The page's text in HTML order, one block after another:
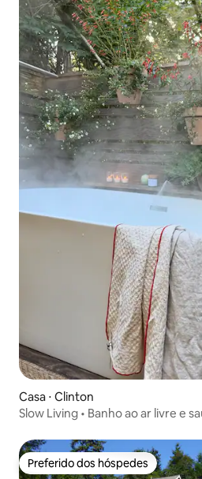
Casa ⋅ Clinton
Slow Living • Banho ao ar livre e
Preferido dos hóspedes
Preferido dos hóspedes